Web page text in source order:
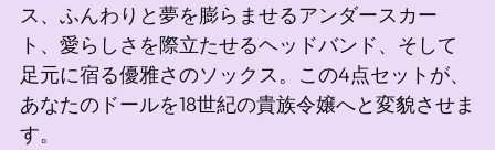
ス、ふんわりと夢を膨らませるアンダースカー
ト、愛らしさを際立たせるヘッドバンド、そして
足元に宿る優雅さのソックス。この4点セットが、
あなたのドールを18世紀の貴族令嬢へと変貌させま
す。